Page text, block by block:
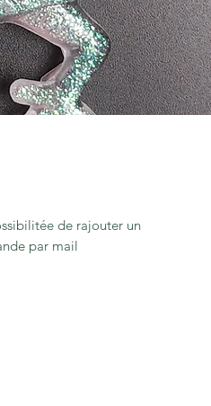
de rajouter un
par mail